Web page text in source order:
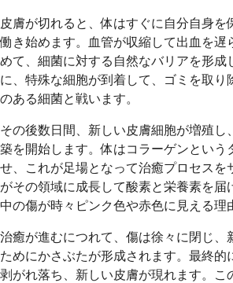
皮膚が切れると、体はすぐに自分自身を
働き始めます。血管が収縮して出血を遅
めて、細菌に対する自然なバリアを形成
に、特殊な細胞が到着して、ゴミを取り
のある細菌と戦います。
その後数日間、新しい皮膚細胞が増殖し
築を開始します。体はコラーゲンという
せ、これが足場となって治癒プロセスを
がその領域に成長して酸素と栄養素を届
中の傷が時々ピンク色や赤色に見える理
治癒が進むにつれて、傷は徐々に閉じ、
ためにかさぶたが形成されます。最終的
剥がれ落ち、新しい皮膚が現れます。こ